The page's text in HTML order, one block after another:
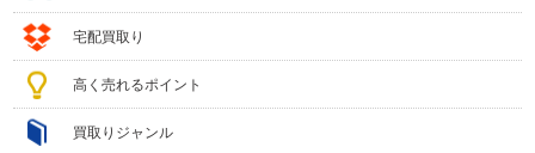
宅配買取り
高く売れるポイント
買取りジャンル